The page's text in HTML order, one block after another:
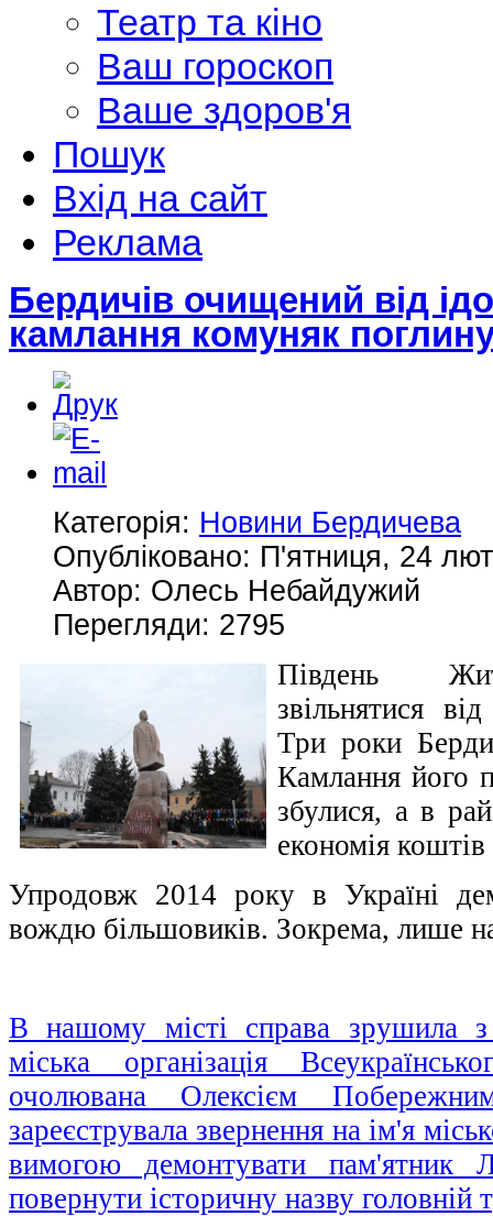
Театр та кіно
Ваш гороскоп
Ваше здоров'я
Пошук
Вхід на сайт
Реклама
Бердичів очищений від
камлання комуняк
Категорія: Новини Бердичева
Опубліковано: П'ятниця, 24
Автор: Олесь Небайдужий
Перегляди: 2795
Південь
звільнятися
Три роки
Камлання його
збулися, а в
економія коштів
Упродовж 2014 року в Україні
вождю більшовиків. Зокрема, лише
В нашому місті справа зрушила з
міська організація
очолювана Олексієм
зареєструвала звернення на ім'я
вимогою демонтувати пам'ятник
повернути історичну назву головній